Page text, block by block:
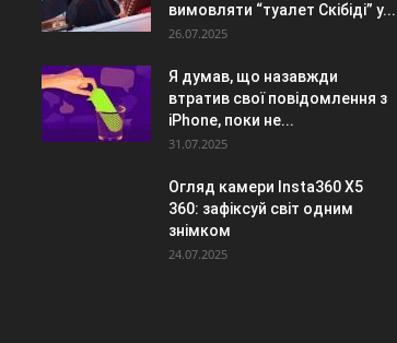
вимовляти “туалет Скібіді” у...
26.07.2025
Я думав, що назавжди
втратив свої повідомлення з
iPhone, поки не...
31.07.2025
Огляд камери Insta360 X5
360: зафіксуй світ одним
знімком
24.07.2025